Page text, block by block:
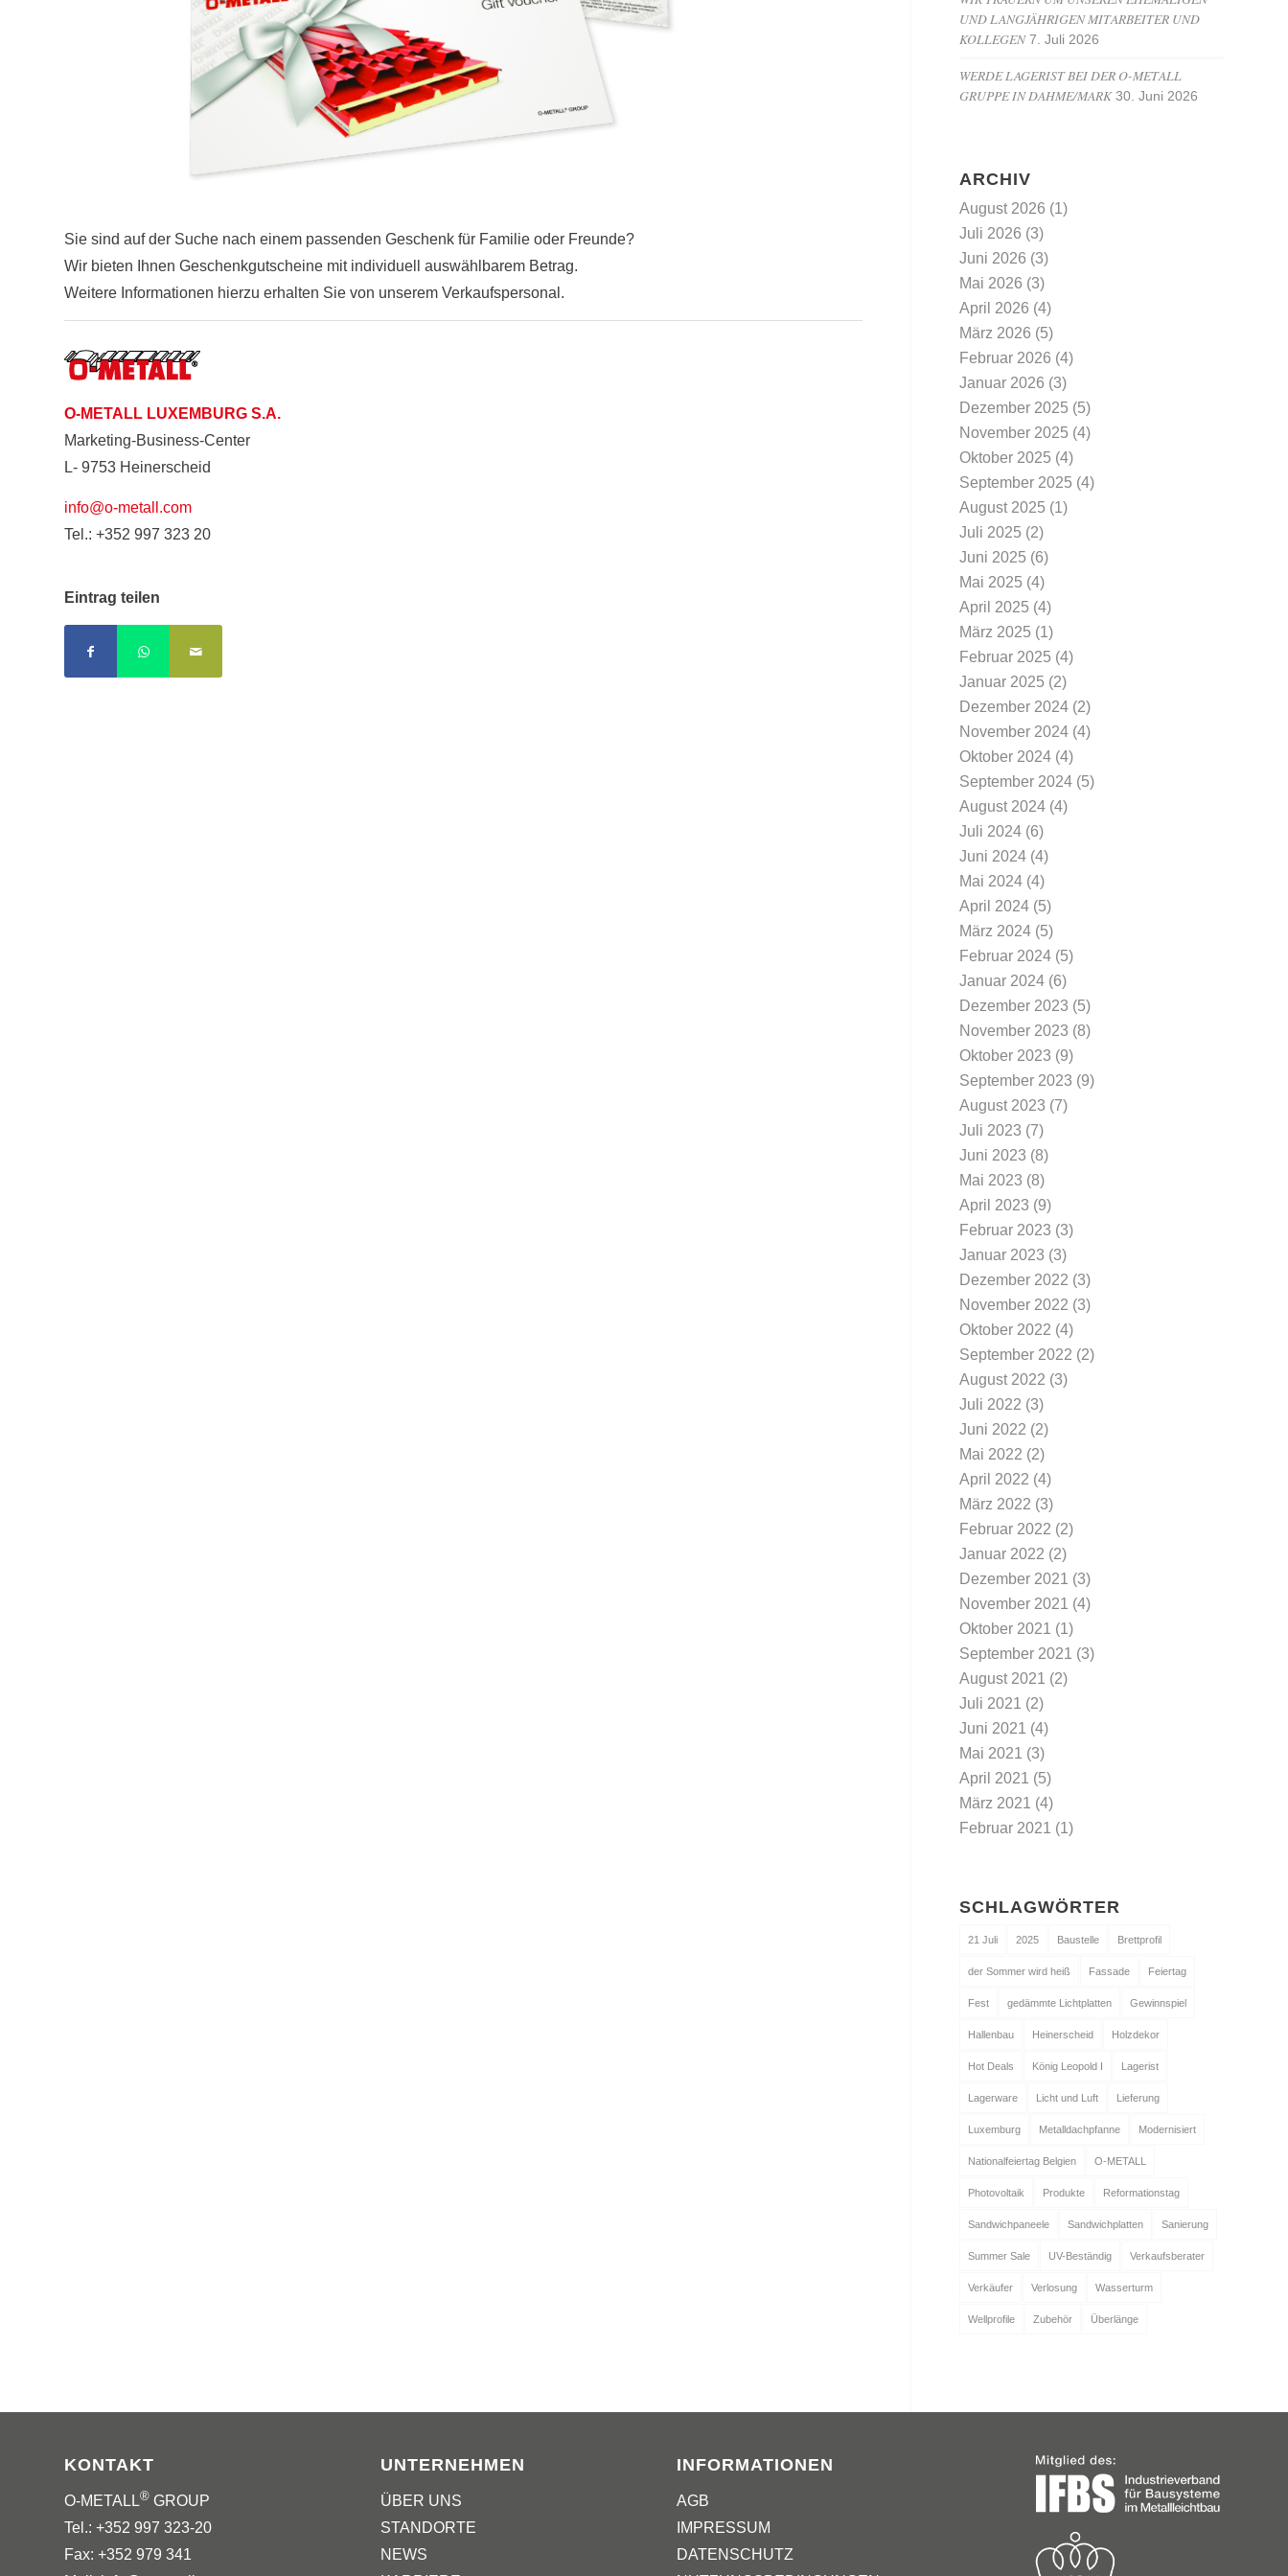
Sie sind auf der Suche nach einem passenden Geschenk für Familie oder Freunde?
Wir bieten Ihnen Geschenkgutscheine mit individuell auswählbarem Betrag.
Weitere Informationen hierzu erhalten Sie von unserem Verkaufspersonal.
O-METALL LUXEMBURG S.A.
Marketing-Business-Center
L- 9753 Heinerscheid
info@o-metall.com
Tel.: +352 997 323 20
Eintrag teilen
UND LANGJÄHRIGEN MITARBEITER UND
KOLLEGEN 7. Juli 2026
WERDE LAGERIST BEI DER O-METALL
GRUPPE IN DAHME/MARK 30. Juni 2026
ARCHIV
August 2026 (1)
Juli 2026 (3)
Juni 2026 (3)
Mai 2026 (3)
April 2026 (4)
März 2026 (5)
Februar 2026 (4)
Januar 2026 (3)
Dezember 2025 (5)
November 2025 (4)
Oktober 2025 (4)
September 2025 (4)
August 2025 (1)
Juli 2025 (2)
Juni 2025 (6)
Mai 2025 (4)
April 2025 (4)
März 2025 (1)
Februar 2025 (4)
Januar 2025 (2)
Dezember 2024 (2)
November 2024 (4)
Oktober 2024 (4)
September 2024 (5)
August 2024 (4)
Juli 2024 (6)
Juni 2024 (4)
Mai 2024 (4)
April 2024 (5)
März 2024 (5)
Februar 2024 (5)
Januar 2024 (6)
Dezember 2023 (5)
November 2023 (8)
Oktober 2023 (9)
September 2023 (9)
August 2023 (7)
Juli 2023 (7)
Juni 2023 (8)
Mai 2023 (8)
April 2023 (9)
Februar 2023 (3)
Januar 2023 (3)
Dezember 2022 (3)
November 2022 (3)
Oktober 2022 (4)
September 2022 (2)
August 2022 (3)
Juli 2022 (3)
Juni 2022 (2)
Mai 2022 (2)
April 2022 (4)
März 2022 (3)
Februar 2022 (2)
Januar 2022 (2)
Dezember 2021 (3)
November 2021 (4)
Oktober 2021 (1)
September 2021 (3)
August 2021 (2)
Juli 2021 (2)
Juni 2021 (4)
Mai 2021 (3)
April 2021 (5)
März 2021 (4)
Februar 2021 (1)
SCHLAGWÖRTER
21 Juli 2025 Baustelle Brettprofil
der Sommer wird heiß Fassade Feiertag
Fest gedämmte Lichtplatten Gewinnspiel
Hallenbau Heinerscheid Holzdekor
Hot Deals König Leopold I Lagerist
Lagerware Licht und Luft Lieferung
Luxemburg Metalldachpfanne Modernisiert
Nationalfeiertag Belgien O-METALL
Photovoltaik Produkte Reformationstag
Sandwichpaneele Sandwichplatten Sanierung
Summer Sale UV-Beständig Verkaufsberater
Verkäufer Verlosung Wasserturm
Wellprofile Zubehör Überlänge
KONTAKT
O-METALL® GROUP
Tel.: +352 997 323-20
Fax: +352 979 341
UNTERNEHMEN
ÜBER UNS
STANDORTE
NEWS
INFORMATIONEN
AGB
IMPRESSUM
DATENSCHUTZ